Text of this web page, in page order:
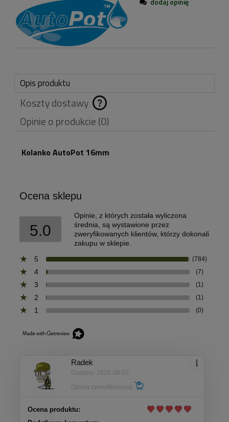
Opis produktu
Koszty dostawy
Cena nie zawiera
ewentualnych kosztów
płatności
Opinie o produkcie (0)
Kolanko AutoPot 16mm
Ocena sklepu
5.0
Opinie, z których została wyliczona
średnia, są wystawione przez
zweryfikowanych klientów, którzy dokonali
zakupu w sklepie.
5
(784)
4 (7)
3 (1)
2 (1)
1 (0)
Radek
Dodano: 2026-08-07
Opinia zweryfikowana
Ocena produktu: